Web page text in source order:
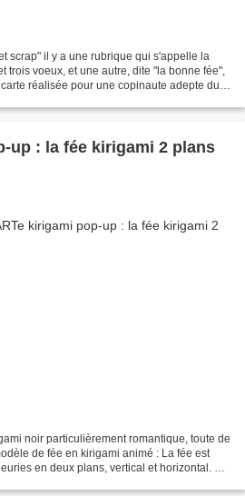
scrap" il y a une rubrique qui s'appelle la
trois voeux, et une autre, dite "la bonne fée",
réalisée pour une copinaute adepte du
up : la fée kirigami 2 plans
noir particulièrement romantique, toute de
de fée en kirigami animé : La fée est
en deux plans, vertical et horizontal. La